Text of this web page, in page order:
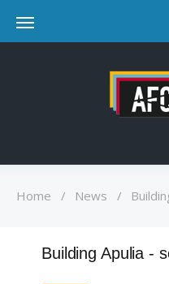
Home / News /
Building Apulia -